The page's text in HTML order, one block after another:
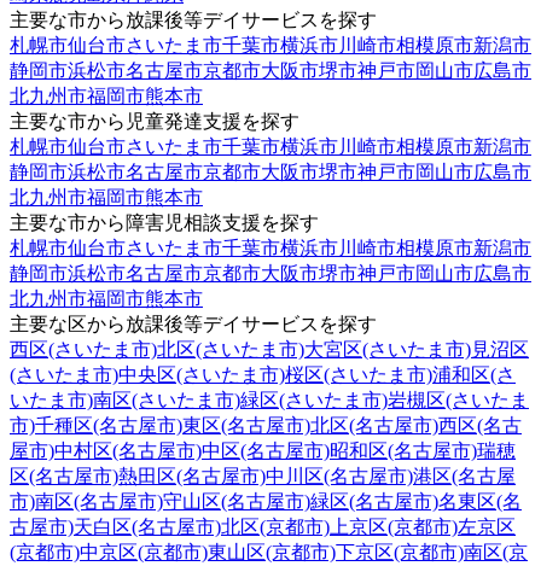
主要な市から放課後等デイサービスを探す
札幌市仙台市さいたま市千葉市横浜市川崎市相模原市新潟市
静岡市浜松市名古屋市京都市大阪市堺市神戸市岡山市広島市
北九州市福岡市熊本市
主要な市から児童発達支援を探す
札幌市仙台市さいたま市千葉市横浜市川崎市相模原市新潟市
静岡市浜松市名古屋市京都市大阪市堺市神戸市岡山市広島市
北九州市福岡市熊本市
主要な市から障害児相談支援を探す
札幌市仙台市さいたま市千葉市横浜市川崎市相模原市新潟市
静岡市浜松市名古屋市京都市大阪市堺市神戸市岡山市広島市
北九州市福岡市熊本市
主要な区から放課後等デイサービスを探す
西区(さいたま市)北区(さいたま市)大宮区(さいたま市)見沼区
(さいたま市)中央区(さいたま市)桜区(さいたま市)浦和区(さ
いたま市)南区(さいたま市)緑区(さいたま市)岩槻区(さいたま
市)千種区(名古屋市)東区(名古屋市)北区(名古屋市)西区(名古
屋市)中村区(名古屋市)中区(名古屋市)昭和区(名古屋市)瑞穂
区(名古屋市)熱田区(名古屋市)中川区(名古屋市)港区(名古屋
市)南区(名古屋市)守山区(名古屋市)緑区(名古屋市)名東区(名
古屋市)天白区(名古屋市)北区(京都市) 上京区(京都市)左京区
(京都市)中京区(京都市)東山区(京都市)下京区(京都市)南区(京